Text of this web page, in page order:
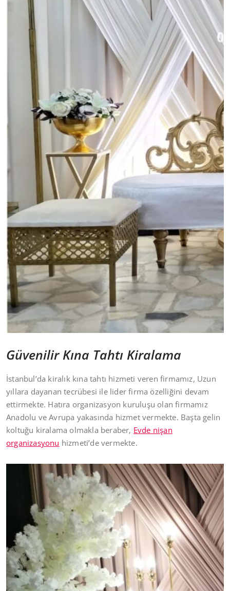
Güvenilir Kına Tahtı Kiralama
İstanbul’da kiralık kına tahtı hizmeti veren firmamız, Uzun
yıllara dayanan tecrübesi ile lider firma özelliğini devam
ettirmekte. Hatıra organizasyon kuruluşu olan firmamız
Anadolu ve Avrupa yakasında hizmet vermekte. Başta gelin
koltuğu kiralama olmakla beraber, Evde nişan
organizasyonu hizmeti’de vermekte.